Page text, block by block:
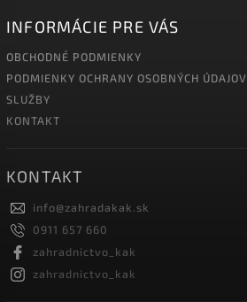
INFORMÁCIE PRE VÁS
OBCHODNÉ PODMIENKY
PODMIENKY OCHRANY OSOBNÝCH ÚDAJOV
SLUŽBY
KONTAKT
KONTAKT
info@zahradakak.sk
0911 657 660
zahradnictvo_kak
zahradnictvo_kak